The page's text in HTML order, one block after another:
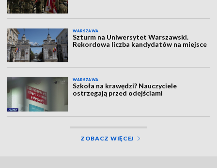
WARSZAWA
Szturm na Uniwersytet Warszawski.
Rekordowa liczba kandydatów na miejsce
WARSZAWA
Szkoła na krawędzi? Nauczyciele
ostrzegają przed odejściami
ZOBACZ WIĘCEJ